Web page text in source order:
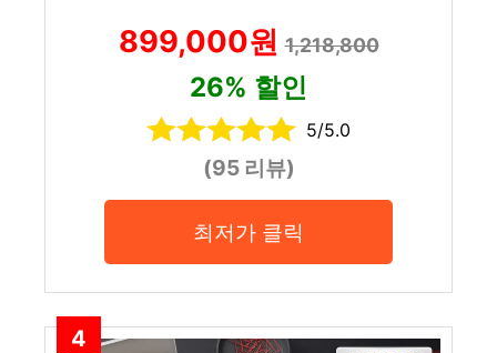
899,000원1,218,800
26% 할인
5/5.0
(95 리뷰)
최저가 클릭
4